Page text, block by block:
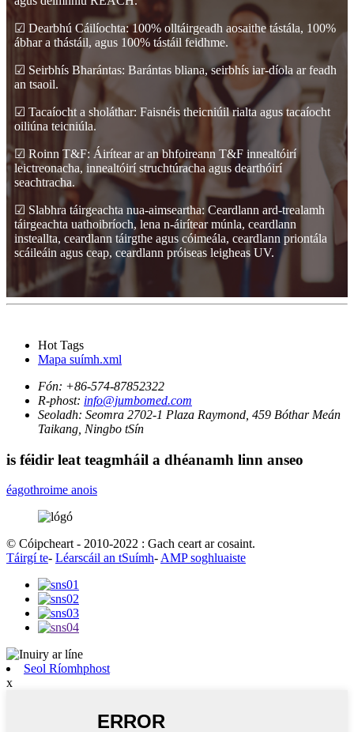
☑ Dearbhú Cáilíochta: 100% olltáirgeadh aosaithe tástála, 100%
ábhar a thástáil, agus 100% tástáil feidhme.
☑ Seirbhís Bharántas: Barántas bliana, seirbhís iar-díola ar feadh
an tsaoil.
☑ Tacaíocht a sholáthar: Faisnéis theicniúil rialta agus tacaíocht
oiliúna teicniúla.
☑ Roinn T&F: Áirítear ar an bhfoireann T&F innealtóirí
leictreonacha, innealtóirí struchtúracha agus dearthóirí
seachtracha.
☑ Slabhra táirgeachta nua-aimseartha: Ceardlann ard-trealamh
táirgeachta uathoibríoch, lena n-áirítear múnla, ceardlann
insteallta, ceardlann táirgthe agus cóimeála, ceardlann priontála
scáileáin agus ceap, ceardlann próiseas leigheas UV.
Hot Tags
Mapa suímh.xml
Fón: +86-574-87852322
R-phost: info@jumbomed.com
Seoladh: Seomra 2702-1 Plaza Raymond, 459 Bóthar Meán
Taikang, Ningbo tSín
is féidir leat teagmháil a dhéanamh linn anseo
éagothroime anois
© Cóipcheart - 2010-2022 : Gach ceart ar cosaint.
Táirgí te- Léarscáil an tSuímh-AMP soghluaiste
Seol Ríomhphost
x